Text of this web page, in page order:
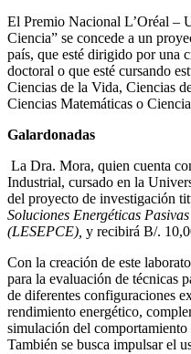
El Premio Nacional L’Oréal –
Ciencia” se concede a un
país, que esté dirigido por una
doctoral o que esté cursando
Ciencias de la Vida, Ciencias
Ciencias Matemáticas o
Galardonadas
La Dra. Mora, quien cuenta
Industrial, cursado en la
del proyecto de investigación
Soluciones Energéticas
(LESEPCE), y recibirá B/.
Con la creación de este
para la evaluación de técnicas
de diferentes configuraciones
rendimiento energético,
simulación del
También se busca impulsar el